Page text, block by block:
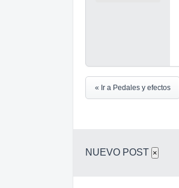
« Ir a Pedales y efectos
NUEVO POST ×